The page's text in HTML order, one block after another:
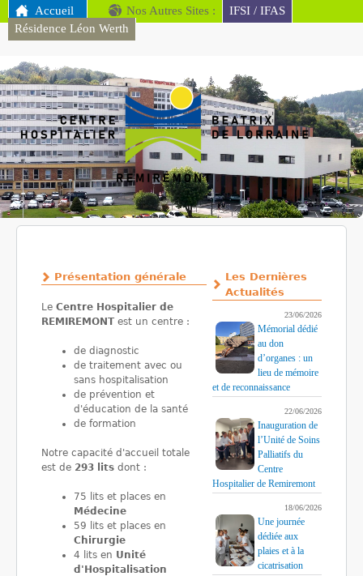
Aller au contenu
MENU PRINCIPAL
Accueil Nos Autres Sites :
IFSI / IFAS
Résidence Léon Werth
CH
Présentation générale
Le Centre Hospitalier de
REMIREMONT est un centre :
de diagnostic
de traitement avec ou
sans hospitalisation
de prévention et
d'éducation de la santé
de formation
Notre capacité d'accueil totale
est de 293 lits dont :
75 lits et places en
Médecine
59 lits et places en
Chirurgie
4 lits en Unité
d'Hospitalisation
Les Dernières
Actualités
23/06/2026
Mémorial dédié
au don
d’organes : un
lieu de mémoire
et de reconnaissance
22/06/2026
Inauguration de
l’Unité de Soins
Palliatifs du
Centre
Hospitalier de Remiremont
18/06/2026
Une journée
dédiée aux
plaies et à la
cicatrisation